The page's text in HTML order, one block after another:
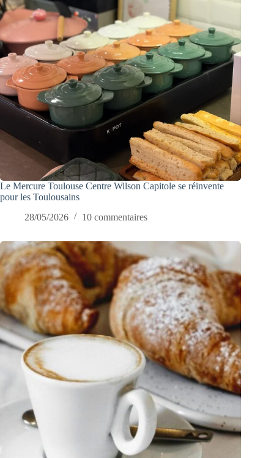
Le Mercure Toulouse Centre Wilson Capitole se réinvente
pour les Toulousains
28/05/2026
10 commentaires